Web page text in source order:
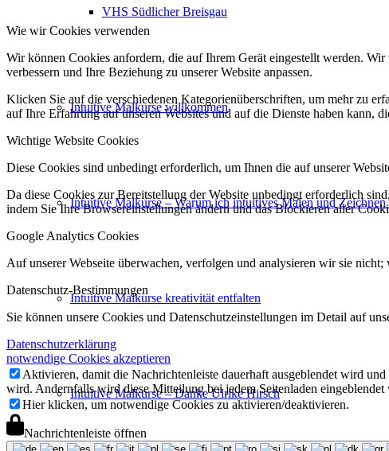
VHS Südlicher Breisgau
Intuitive Malkurse willkommen
Intuitive Malkurse – Warum ich intuitives Malen und Zeichnen
Intuitive Malkurse kreativität entfalten
Intuitive Malkurse – Danke Ulrike Hirsch
Wie wir Cookies verwenden
Wir können Cookies anfordern, die auf Ihrem Gerät eingestellt werden.
verbessern und Ihre Beziehung zu unserer Website anpassen.
Klicken Sie auf die verschiedenen Kategorienüberschriften, um mehr zu
auf Ihre Erfahrung auf unseren Websites und auf die Dienste haben kann,
Wichtige Website Cookies
Diese Cookies sind unbedingt erforderlich, um Ihnen die auf unserer
Da diese Cookies zur Bereitstellung der Website unbedingt erforderlich
indem Sie Ihre Browsereinstellungen ändern und das Blockieren aller
Google Analytics Cookies
Auf unserer Webseite überwachen, verfolgen und analysieren wir sie
Datenschutz-Bestimmungen
Sie können unsere Cookies und Datenschutzeinstellungen im Detail auf
Datenschutzerklärung
notwendige Cookies akzeptieren
Aktivieren, damit die Nachrichtenleiste dauerhaft ausgeblendet wird
wird. Andernfalls wird diese Mitteilung bei jedem Seitenladen eingeblendet
Hier klicken, um notwendige Cookies zu aktivieren/deaktivieren.
Nachrichtenleiste öffnen